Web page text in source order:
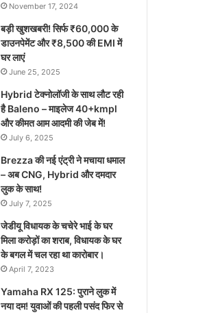
November 17, 2024
बड़ी खुशखबरी! सिर्फ ₹60,000 के
डाउनपेमेंट और ₹8,500 की EMI में
घर लाएं
June 25, 2025
Hybrid टेक्नोलॉजी के साथ लौट रही
है Baleno – माइलेज 40+kmpl
और कीमत आम आदमी की जेब में!
July 6, 2025
Brezza की नई एंट्री ने मचाया धमाल
– अब CNG, Hybrid और दमदार
लुक के साथ!
July 7, 2025
जेडीयू विधायक के चचेरे भाई के घर
मिला करोड़ों का शराब, विधायक के घर
के बगल में चल रहा था कारोबार।
April 7, 2023
Yamaha RX 125: पुराने लुक में
नया दम! युवाओं की पहली पसंद फिर से